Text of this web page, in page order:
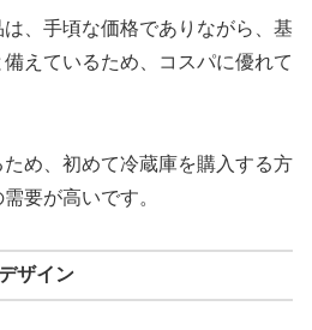
、手頃な価格でありながら、基
えているため、コスパに優れて
め、初めて冷蔵庫を購入する方
要が高いです。
ザイン